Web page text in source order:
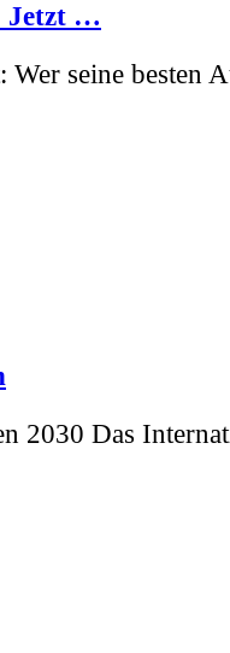
Jetzt …
seine besten
2030 Das